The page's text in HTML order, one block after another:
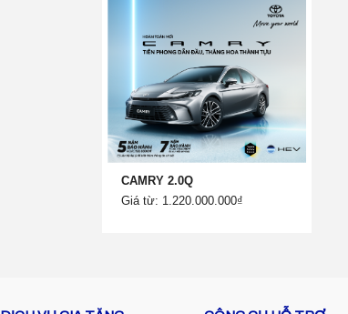
CAMRY 2.0Q
Giá từ: 1.220.000.000₫